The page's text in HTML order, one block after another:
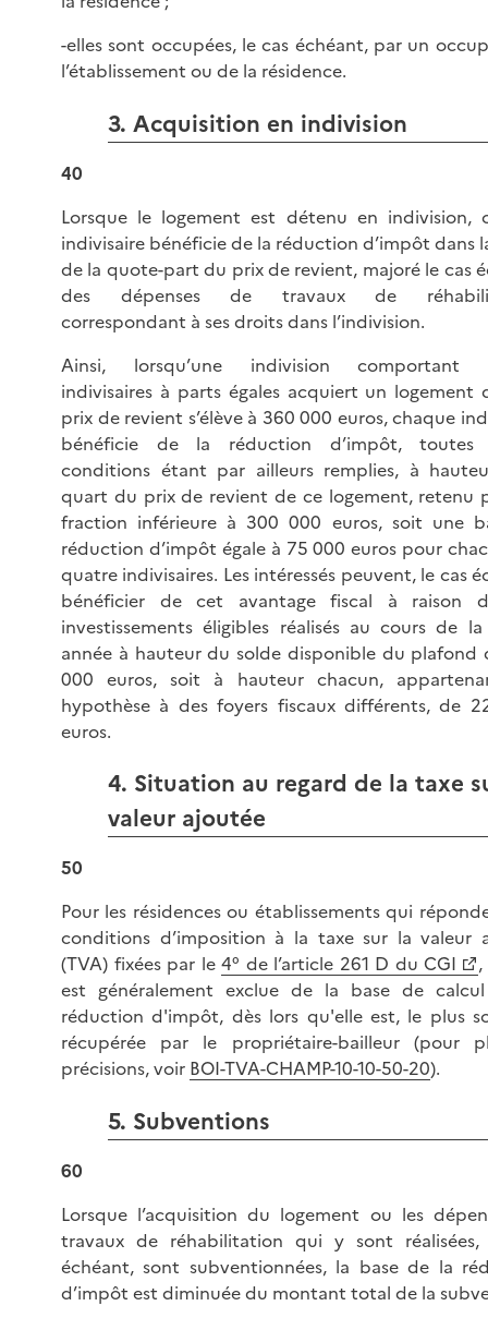
-elles sont occupées, le cas échéant, par un
l’établissement ou de la résidence.
3. Acquisition en indivision
40
Lorsque le logement est détenu en indivision,
indivisaire bénéficie de la réduction d’impôt dans
de la quote-part du prix de revient, majoré le cas
des dépenses de travaux de
correspondant à ses droits dans l’indivision.
Ainsi, lorsqu’une indivision comportant
indivisaires à parts égales acquiert un logement
prix de revient s’élève à 360 000 euros, chaque
bénéficie de la réduction d’impôt, toutes
conditions étant par ailleurs remplies, à
quart du prix de revient de ce logement, retenu
fraction inférieure à 300 000 euros, soit une
réduction d’impôt égale à 75 000 euros pour
quatre indivisaires. Les intéressés peuvent, le cas
bénéficier de cet avantage fiscal à raison
investissements éligibles réalisés au cours de
année à hauteur du solde disponible du plafond
000 euros, soit à hauteur chacun,
hypothèse à des foyers fiscaux différents, de
euros.
4. Situation au regard de la taxe
valeur ajoutée
50
Pour les résidences ou établissements qui
conditions d’imposition à la taxe sur la valeur
(TVA) fixées par le 4° de l’article 261 D du CGI
est généralement exclue de la base de
réduction d'impôt, dès lors qu'elle est, le plus
récupérée par le propriétaire-bailleur (pour
précisions, voir BOI-TVA-CHAMP-10-10-50-20).
5. Subventions
60
Lorsque l’acquisition du logement ou les
travaux de réhabilitation qui y sont
échéant, sont subventionnées, la base de la
d’impôt est diminuée du montant total de la